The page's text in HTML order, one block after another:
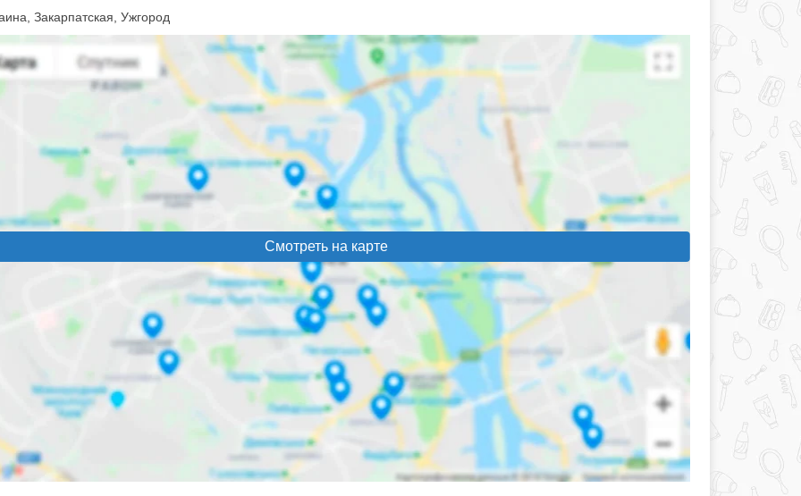
Закарпатская, Ужгород
Смотреть на карте